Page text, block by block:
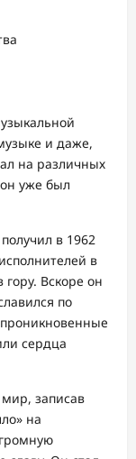
и даже,
на различных
уже был
в 1962
в
Вскоре он
по
сердца
записав
на